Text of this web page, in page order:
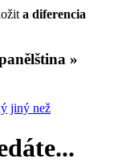
a diferencia
»
jiný než